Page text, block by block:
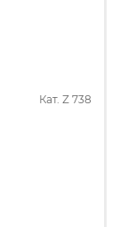
Кат. Z 738